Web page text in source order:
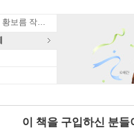
뮤지컬 〈휴남동 서점〉X 황보름 작가 북토크
이 책을 구입하신 분